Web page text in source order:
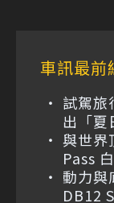
車訊最前
試駕旅
出「夏
與世界
Pass
動力
DB12